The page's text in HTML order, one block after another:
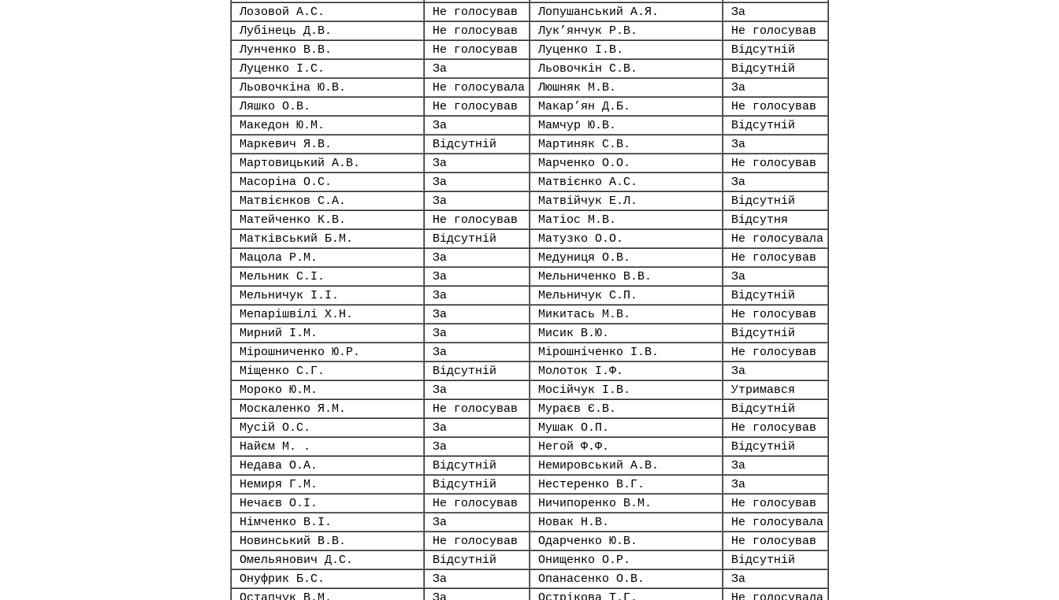
Лозовой А.С.
Не голосував Лопушанський А.Я.
За
Лубінець Д.В.
Не голосував Лук’янчук Р.В.
Не голосував
Лунченко В.В.
Не голосував Луценко І.В.
Відсутній
Луценко І.С.
За Льовочкін С.В.
Відсутній
Льовочкіна Ю.В.
Не голосувала Люшняк М.В.
За
Ляшко О.В.
Не голосував Макар’ян Д.Б.
Не голосував
Македон Ю.М.
За Мамчур Ю.В.
Відсутній
Маркевич Я.В.
Відсутній Мартиняк С.В.
За
Мартовицький А.В.
За Марченко О.О.
Не голосував
Масоріна О.С.
За Матвієнко А.С.
За
Матвієнков С.А.
За Матвійчук Е.Л.
Відсутній
Матейченко К.В.
Не голосував Матіос М.В.
Відсутня
Матківський Б.М.
Відсутній Матузко О.О.
Не голосувала
Мацола Р.М.
За Медуниця О.В.
Не голосував
Мельник С.І.
За Мельниченко В.В.
За
Мельничук І.І.
За Мельничук С.П.
Відсутній
Мепарішвілі Х.Н.
За Микитась М.В.
Не голосував
Мирний І.М.
За Мисик В.Ю.
Відсутній
Мірошниченко Ю.Р.
За Мірошніченко І.В.
Не голосував
Міщенко С.Г.
Відсутній Молоток І.Ф.
За
Мороко Ю.М.
За Мосійчук І.В.
Утримався
Москаленко Я.М.
Не голосував Мураєв Є.В.
Відсутній
Мусій О.С.
За Мушак О.П.
Не голосував
Найєм М. .
За Негой Ф.Ф.
Відсутній
Недава О.А.
Відсутній Немировський А.В.
За
Немиря Г.М.
Відсутній Нестеренко В.Г.
За
Нечаєв О.І.
Не голосував Ничипоренко В.М.
Не голосував
Німченко В.І.
За Новак Н.В.
Не голосувала
Новинський В.В.
Не голосував Одарченко Ю.В.
Не голосував
Омельянович Д.С.
Відсутній Онищенко О.Р.
Відсутній
Онуфрик Б.С.
За Опанасенко О.В.
За